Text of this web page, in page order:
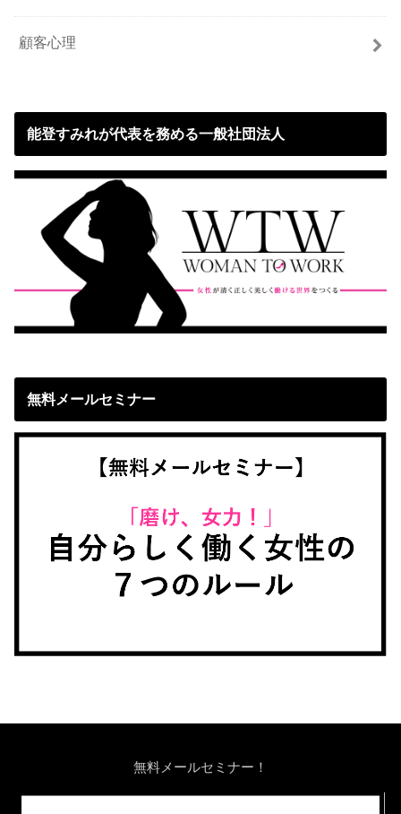
顧客心理
能登すみれが代表を務める一般社団法人
無料メールセミナー
無料メールセミナー！